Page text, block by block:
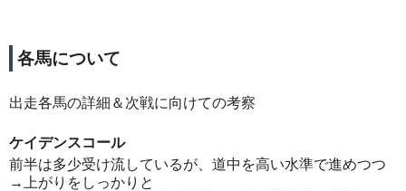
各馬について
出走各馬の詳細＆次戦に向けての考察
ケイデンスコール
前半は多少受け流しているが、道中を高い水準で進めつつ
→上がりをしっかりと